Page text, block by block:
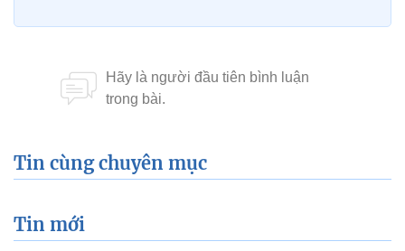
Tin cùng chuyên mục
Tin mới